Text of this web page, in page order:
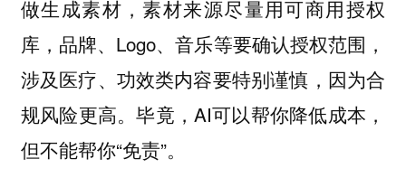
做生成素材，素材来源尽量用可商用授权
库，品牌、Logo、音乐等要确认授权范围，
涉及医疗、功效类内容要特别谨慎，因为合
规风险更高。毕竟，AI可以帮你降低成本，
但不能帮你“免责”。